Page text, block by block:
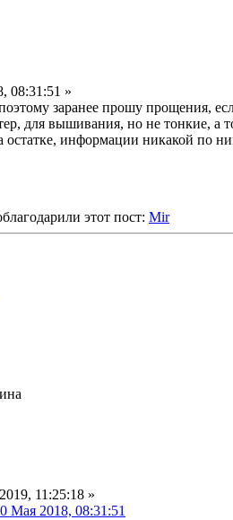
08:31:51 »
заранее прошу прощения,
для вышивания, но не тонкие, а
информации никакой по
этот пост: Mir
11:25:18 »
Мая 2018, 08:31:51